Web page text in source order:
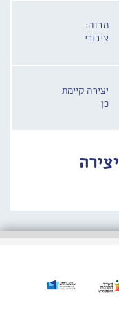
מבנה:
ציבורי
יצירה קיימת
כן